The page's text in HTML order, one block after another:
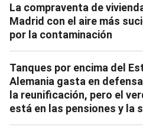
La compraventa de
Madrid con el aire más
por la contaminación
Tanques por encima del
Alemania gasta en
la reunificación, pero el
está en las pensiones y la